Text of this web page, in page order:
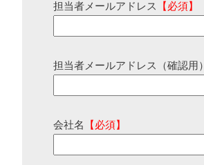
担当者メールアドレス 【必須】
担当者メールアドレス（確認用）
会社名 【必須】